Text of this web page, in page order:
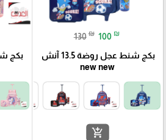
130 ₪ 100 ₪
بكج شنط عجل روضة 13.5 آنش
new new
add_shopping_cart